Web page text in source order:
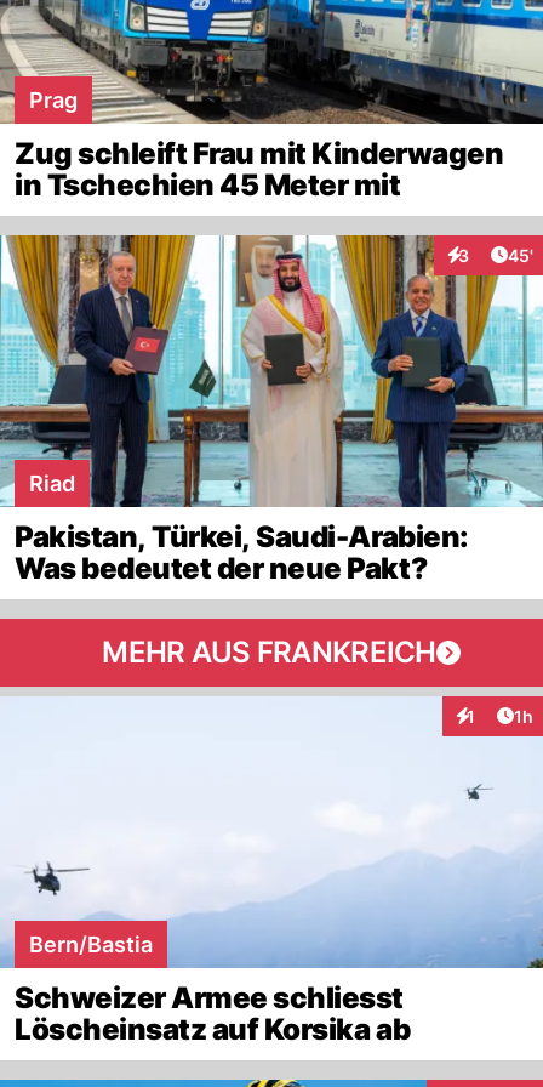
Prag
Zug schleift Frau mit Kinderwagen
in Tschechien 45 Meter mit
3 45'
Riad
Pakistan, Türkei, Saudi-Arabien:
Was bedeutet der neue Pakt?
MEHR AUS FRANKREICH
1 1h
Bern/Bastia
Schweizer Armee schliesst
Löscheinsatz auf Korsika ab